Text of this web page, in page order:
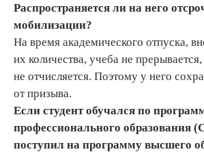
Распространяется ли на него
мобилизации?
На время академического отпуска,
их количества, учеба не прерывается,
не отчисляется. Поэтому у него
от призыва.
Если студент обучался по
профессионального образования
поступил на программу высшего